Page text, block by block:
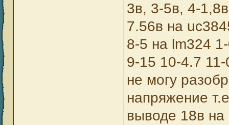
3в, 3-5в, 4-
7.56в на
8-5 на lm324
9-15 10-4.7
не могу
напряжение
выводе 18в на